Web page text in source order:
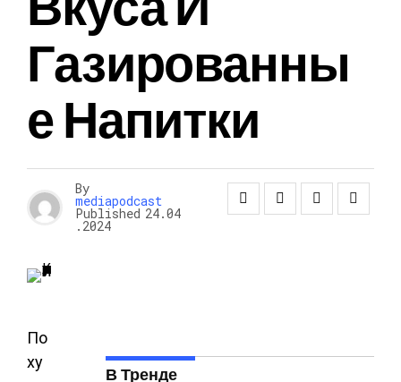
Газированны
Е Напитки
By
mediapodcast
Published 24.04
.2024
По
ху
В Тренде